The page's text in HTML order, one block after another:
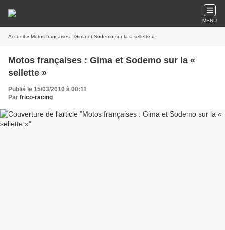
MENU
Accueil » Motos françaises : Gima et Sodemo sur la « sellette »
Motos françaises : Gima et Sodemo sur la «
sellette »
Publié le 15/03/2010 à 00:11
Par frico-racing